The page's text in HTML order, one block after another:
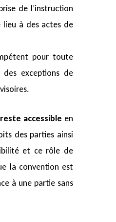
de l’instruction
à des actes de
pour toute
exceptions de
accessible en
des parties ainsi
et ce rôle de
la convention est
à une partie sans